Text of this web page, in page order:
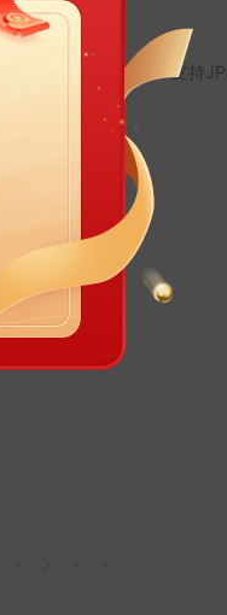
片
万，大小不超过5M，支持
片